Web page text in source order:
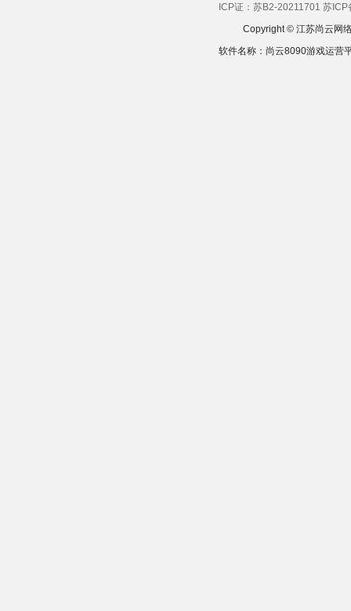
ICP证：苏B2-20211701 苏ICP
Copyright © 江苏尚云网
软件名称：尚云8090游戏运